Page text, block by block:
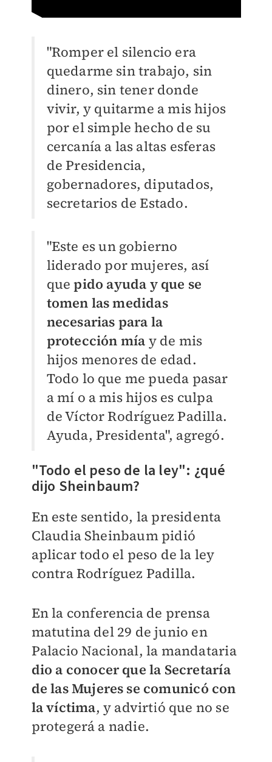
"Romper el silencio era
quedarme sin trabajo, sin
dinero, sin tener donde
vivir, y quitarme a mis hijos
por el simple hecho de su
cercanía a las altas esferas
de Presidencia,
gobernadores, diputados,
secretarios de Estado.
"Este es un gobierno
liderado por mujeres, así
quepido ayuda y que se
tomen las medidas
necesarias para la
protección mía y de mis
hijos menores de edad.
Todo lo que me pueda pasar
a mí o a mis hijos es culpa
de Víctor Rodríguez Padilla.
Ayuda, Presidenta", agregó.
"Todo el peso de la ley": ¿qué
dijo Sheinbaum?
En este sentido, la presidenta
Claudia Sheinbaum pidió
aplicar todo el peso de la ley
contra Rodríguez Padilla.
En la conferencia de prensa
matutina del 29 de junio en
Palacio Nacional, la mandataria
dio a conocer que la Secretaría
de las Mujeres se comunicó con
la víctima, y advirtió que no se
protegerá a nadie.